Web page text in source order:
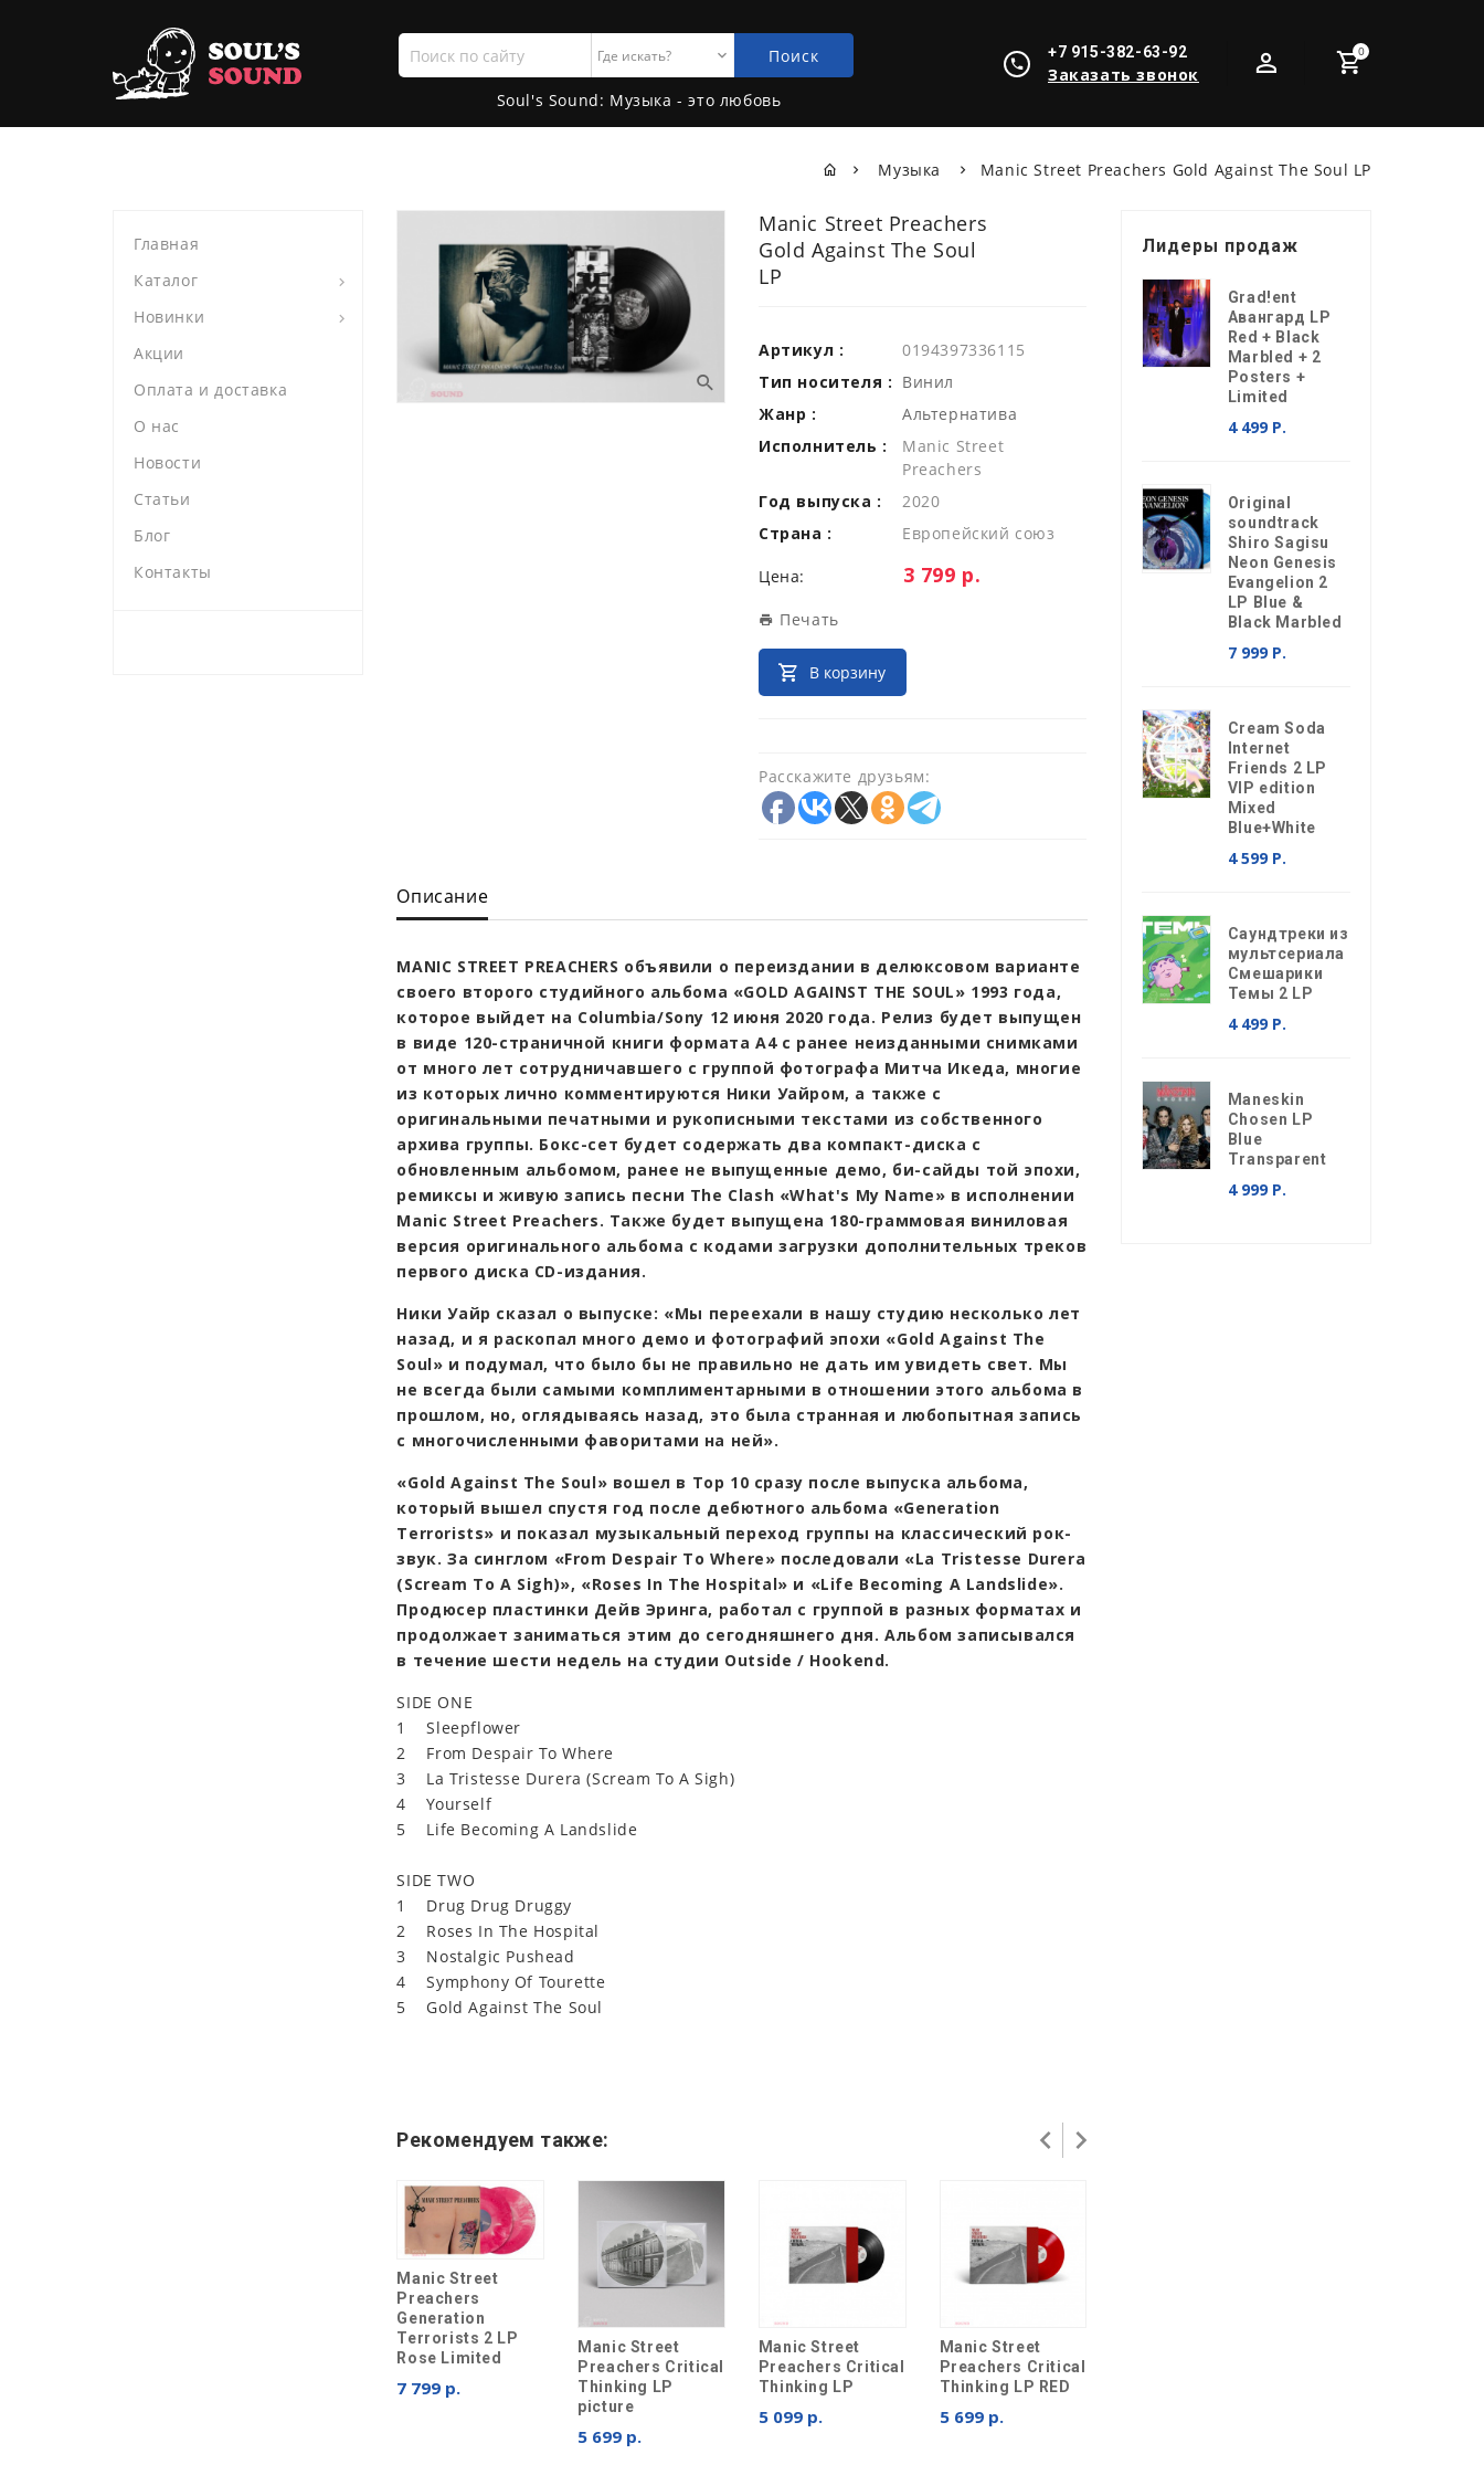
0
+7 915-382-63-92
Заказать звонок
Поиск
по
сайту
Поиск
Soul's Sound: Музыка - это любовь
Музыка Manic Street Preachers Gold Against The Soul LP
Главная
Каталог
Новинки
Акции
Оплата и доставка
О нас
Новости
Статьи
Блог
Контакты
Manic Street Preachers
Gold Against The Soul
LP
Артикул :
0194397336115
Тип носителя : Винил
Жанр :
Альтернатива
Исполнитель :
Manic Street
Preachers
Год выпуска :
2020
Страна :
Европейский союз
Цена: Цена:
3 799 р.
Печать
В корзину
Расскажите друзьям:
Описание
MANIC STREET PREACHERS объявили о переиздании в делюксовом варианте
своего второго студийного альбома «GOLD AGAINST THE SOUL» 1993 года,
которое выйдет на Columbia/Sony 12 июня 2020 года. Релиз будет выпущен
в виде 120-страничной книги формата А4 с ранее неизданными снимками
от много лет сотрудничавшего с группой фотографа Митча Икеда, многие
из которых лично комментируются Ники Уайром, а также с
оригинальными печатными и рукописными текстами из собственного
архива группы. Бокс-сет будет содержать два компакт-диска с
обновленным альбомом, ранее не выпущенные демо, би-сайды той эпохи,
ремиксы и живую запись песни The Clash «What's My Name» в исполнении
Manic Street Preachers. Также будет выпущена 180-граммовая виниловая
версия оригинального альбома с кодами загрузки дополнительных треков
первого диска CD-издания.
Ники Уайр сказал о выпуске: «Мы переехали в нашу студию несколько лет
назад, и я раскопал много демо и фотографий эпохи «Gold Against The
Soul» и подумал, что было бы не правильно не дать им увидеть свет. Мы
не всегда были самыми комплиментарными в отношении этого альбома в
прошлом, но, оглядываясь назад, это была странная и любопытная запись
с многочисленными фаворитами на ней».
«Gold Against The Soul» вошел в Тор 10 сразу после выпуска альбома,
который вышел спустя год после дебютного альбома «Generation
Terrorists» и показал музыкальный переход группы на классический рок-
звук. За синглом «From Despair To Where» последовали «La Tristesse Durera
(Scream To A Sigh)», «Roses In The Hospital» и «Life Becoming A Landslide».
Продюсер пластинки Дейв Эринга, работал с группой в разных форматах и
продолжает заниматься этим до сегодняшнего дня. Альбом записывался
в течение шести недель на студии Outside / Hookend.
SIDE ONE
1 Sleepflower
2 From Despair To Where
3 La Tristesse Durera (Scream To A Sigh)
4 Yourself
5 Life Becoming A Landslide
SIDE TWO
1 Drug Drug Druggy
2 Roses In The Hospital
3 Nostalgic Pushead
4 Symphony Of Tourette
5 Gold Against The Soul
Рекомендуем также:
Manic Street
Preachers
Generation
Terrorists 2 LP
Rose Limited
7 799 р.
Manic Street
Preachers Critical
Thinking LP
picture
5 699 р.
Manic Street
Preachers Critical
Thinking LP
5 099 р.
Manic Street
Preachers Critical
Thinking LP RED
5 699 р.
Лидеры продаж
Grad!ent
Авангард LP
Red + Black
Marbled + 2
Posters +
Limited
4 499 Р.
Original
soundtrack
Shiro Sagisu
Neon Genesis
Evangelion 2
LP Blue &
Black Marbled
7 999 Р.
Cream Soda
Internet
Friends 2 LP
VIP edition
Mixed
Blue+White
4 599 Р.
Саундтреки из
мультсериала
Смешарики
Темы 2 LP
4 499 Р.
Maneskin
Chosen LP
Blue
Transparent
4 999 Р.